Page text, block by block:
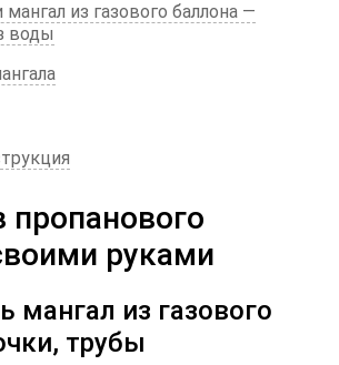
из газового баллона —
воды
пропанового
руками
мангал из газового
трубы